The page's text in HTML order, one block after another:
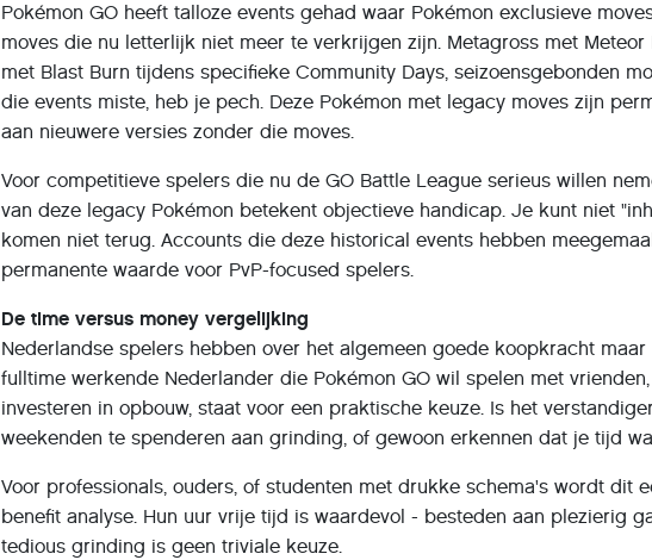
Pokémon GO heeft talloze events gehad waar Pokémon exclusieve
moves die nu letterlijk niet meer te verkrijgen zijn. Metagross met Meteor
met Blast Burn tijdens specifieke Community Days, seizoensgebonden
die events miste, heb je pech. Deze Pokémon met legacy moves zijn
aan nieuwere versies zonder die moves.
Voor competitieve spelers die nu de GO Battle League serieus willen
van deze legacy Pokémon betekent objectieve handicap. Je kunt niet
komen niet terug. Accounts die deze historical events hebben
permanente waarde voor PvP-focused spelers.
De time versus money vergelijking
Nederlandse spelers hebben over het algemeen goede koopkracht
fulltime werkende Nederlander die Pokémon GO wil spelen met
investeren in opbouw, staat voor een praktische keuze. Is het
weekenden te spenderen aan grinding, of gewoon erkennen dat je tijd
Voor professionals, ouders, of studenten met drukke schema's wordt dit
benefit analyse. Hun uur vrije tijd is waardevol - besteden aan plezierig
tedious grinding is geen triviale keuze.